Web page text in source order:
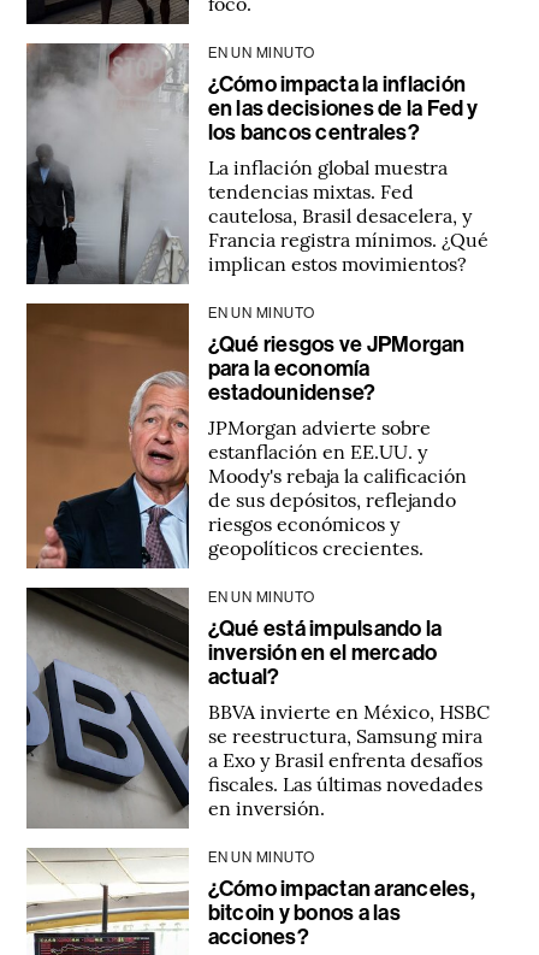
EN UN MINUTO
¿Cómo impacta la inflación
en las decisiones de la Fed y
los bancos centrales?
La inflación global muestra
tendencias mixtas. Fed
cautelosa, Brasil desacelera, y
Francia registra mínimos. ¿Qué
implican estos movimientos?
EN UN MINUTO
¿Qué riesgos ve JPMorgan
para la economía
estadounidense?
JPMorgan advierte sobre
estanflación en EE.UU. y
Moody's rebaja la calificación
de sus depósitos, reflejando
riesgos económicos y
geopolíticos crecientes.
EN UN MINUTO
¿Qué está impulsando la
inversión en el mercado
actual?
BBVA invierte en México, HSBC
se reestructura, Samsung mira
a Exo y Brasil enfrenta desafíos
fiscales. Las últimas novedades
en inversión.
EN UN MINUTO
¿Cómo impactan aranceles,
bitcoin y bonos a las
acciones?